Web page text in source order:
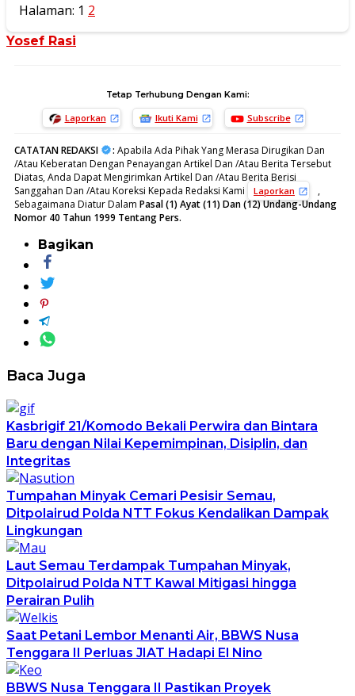
Halaman: 1 2
Yosef Rasi
Tetap Terhubung Dengan Kami:
Laporkan Ikuti Kami Subscribe
CATATAN REDAKSI : Apabila Ada Pihak Yang Merasa Dirugikan Dan
/Atau Keberatan Dengan Penayangan Artikel Dan /Atau Berita Tersebut
Diatas, Anda Dapat Mengirimkan Artikel Dan /Atau Berita Berisi
Sanggahan Dan /Atau Koreksi Kepada Redaksi Kami
Laporkan
,
Sebagaimana Diatur Dalam Pasal (1) Ayat (11) Dan (12) Undang-Undang
Nomor 40 Tahun 1999 Tentang Pers.
Bagikan
Baca Juga
Kasbrigif 21/Komodo Bekali Perwira dan Bintara
Baru dengan Nilai Kepemimpinan, Disiplin, dan
Integritas
Tumpahan Minyak Cemari Pesisir Semau,
Ditpolairud Polda NTT Fokus Kendalikan Dampak
Lingkungan
Laut Semau Terdampak Tumpahan Minyak,
Ditpolairud Polda NTT Kawal Mitigasi hingga
Perairan Pulih
Saat Petani Lembor Menanti Air, BBWS Nusa
Tenggara II Perluas JIAT Hadapi El Nino
BBWS Nusa Tenggara II Pastikan Proyek